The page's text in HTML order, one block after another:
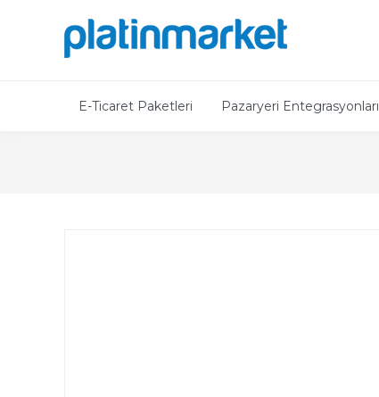
E-Ticaret Paketleri Pazaryeri Entegrasyonları